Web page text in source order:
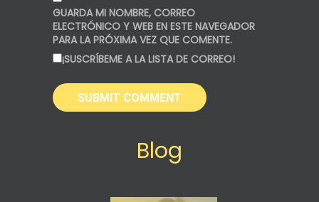
GUARDA MI NOMBRE, CORREO
ELECTRÓNICO Y WEB EN ESTE NAVEGADOR
PARA LA PRÓXIMA VEZ QUE COMENTE.
¡SUSCRÍBEME A LA LISTA DE CORREO!
Blog